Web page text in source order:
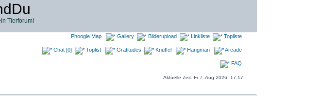
Tierforum!
Phoogle Map Gallery Bilderupload Linkliste Topliste
Chat [0] Toplist Gratitudes Knuffel Hangman Arcade
FAQ
Aktuelle Zeit: Fr 7. Aug 2026, 17:17